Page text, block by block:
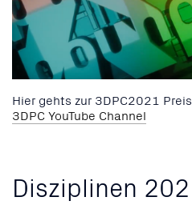
Hier gehts zur 3DPC2021
3DPC YouTube Channel
Disziplinen